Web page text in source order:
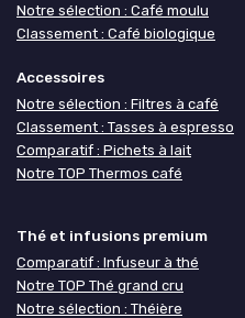
Notre sélection : Café moulu
Classement : Café biologique
Accessoires
Notre sélection : Filtres à café
Classement : Tasses à espresso
Comparatif : Pichets à lait
Notre TOP Thermos café
Thé et infusions premium
Comparatif : Infuseur à thé
Notre TOP Thé grand cru
Notre sélection : Théière